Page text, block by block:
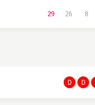
29 26 8
D D